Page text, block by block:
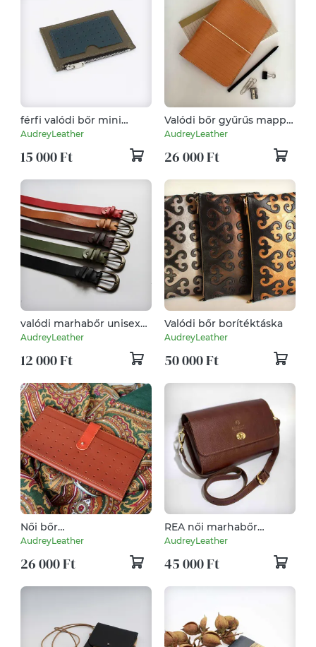
férfi valódi bőr mini
pénztárca és kártyatartó
AudreyLeather
15 000 Ft
Valódi bőr gyűrűs mappa
(A5, 2 gyűrűs),
jegyzetfüzet
AudreyLeather
26 000 Ft
valódi marhabőr unisex
öv 35mm széles / 5 féle
színben
AudreyLeather
12 000 Ft
Valódi bőr borítéktáska
AudreyLeather
50 000 Ft
Női bőr
pénztárca/mobiltok
AudreyLeather
26 000 Ft
REA női marhabőr
válltáska
AudreyLeather
45 000 Ft